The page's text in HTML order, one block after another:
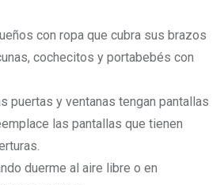
con ropa que cubra sus brazos
cochecitos y portabebés con
puertas y ventanas tengan pantallas
las pantallas que tienen
duerme al aire libre o en